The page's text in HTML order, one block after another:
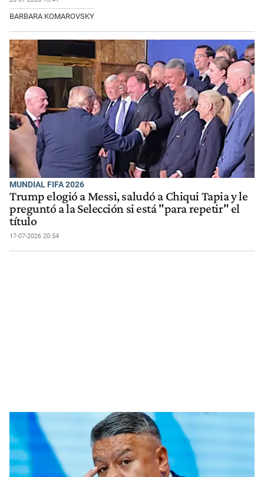
BARBARA KOMAROVSKY
MUNDIAL FIFA 2026
Trump elogió a Messi, saludó a Chiqui Tapia y le
preguntó a la Selección si está "para repetir" el
título
17-07-2026 20:54